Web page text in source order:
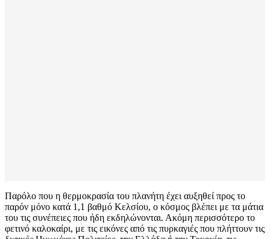
Παρόλο που η θερμοκρασία του πλανήτη έχει αυξηθεί προς το
παρόν μόνο κατά 1,1 βαθμό Κελσίου, ο κόσμος βλέπει με τα μάτια
του τις συνέπειες που ήδη εκδηλώνονται. Ακόμη περισσότερο το
φετινό καλοκαίρι, με τις εικόνες από τις πυρκαγιές που πλήττουν τις